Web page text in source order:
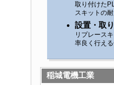
取り付けた
スキットの
設置・取
リプレース
率良く行え
稲城電機工業